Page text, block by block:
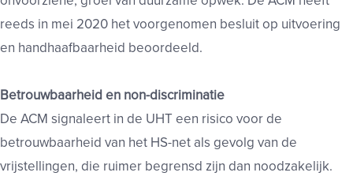
reeds in mei 2020 het voorgenomen besluit op uitvoering
en handhaafbaarheid beoordeeld.
Betrouwbaarheid en non-discriminatie
De ACM signaleert in de UHT een risico voor de
betrouwbaarheid van het HS-net als gevolg van de
vrijstellingen, die ruimer begrensd zijn dan noodzakelijk.